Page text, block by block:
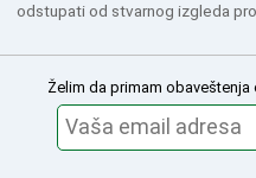
odstupati od stvarnog izgleda
Želim da primam